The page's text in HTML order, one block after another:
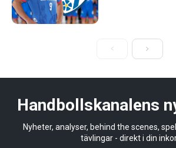
Handbollskanalens
Nyheter, analyser, behind the scenes,
tävlingar - direkt i din